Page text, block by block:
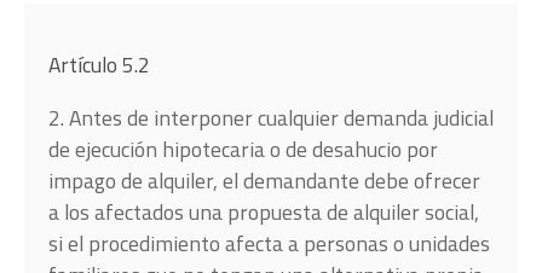
Artículo 5.2
2. Antes de interponer cualquier demanda judicial
de ejecución hipotecaria o de desahucio por
impago de alquiler, el demandante debe ofrecer
a los afectados una propuesta de alquiler social,
si el procedimiento afecta a personas o unidades